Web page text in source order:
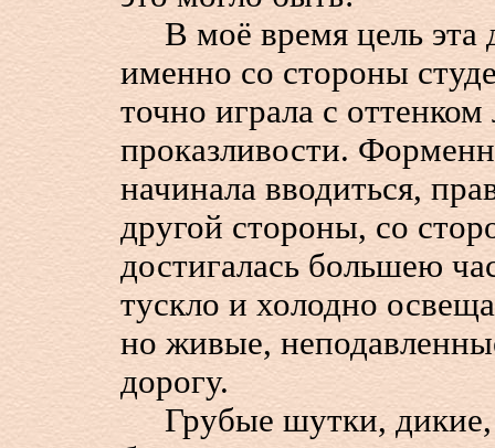
В моё время цель эта
именно со стороны
точно играла с
проказливости.
начинала вводиться,
другой стороны, со
достигалась большею
тускло и холодно
но живые,
дорогу.
Грубые шутки, дикие,